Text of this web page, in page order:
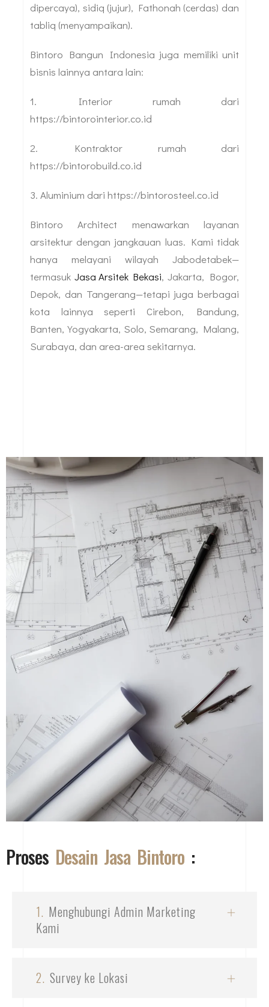
dipercaya), sidiq (jujur), Fathonah (cerdas) dan
tabliq (menyampaikan).
Bintoro Bangun Indonesia juga memiliki unit
bisnis lainnya antara lain:
1. Interior rumah dari
https://bintorointerior.co.id
2. Kontraktor rumah dari
https://bintorobuild.co.id
3. Aluminium dari https://bintorosteel.co.id
Bintoro Architect menawarkan layanan
arsitektur dengan jangkauan luas. Kami tidak
hanya melayani wilayah Jabodetabek—
termasuk Jasa Arsitek Bekasi, Jakarta, Bogor,
Depok, dan Tangerang—tetapi juga berbagai
kota lainnya seperti Cirebon, Bandung,
Banten, Yogyakarta, Solo, Semarang, Malang,
Surabaya, dan area-area sekitarnya.
Proses Desain Jasa Bintoro :
1. Menghubungi Admin Marketing
Kami
2. Survey ke Lokasi